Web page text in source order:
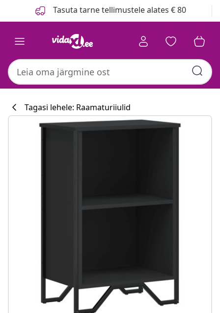
Tasuta tarne tellimustele alates € 80
Tagasi lehele: Raamaturiiulid